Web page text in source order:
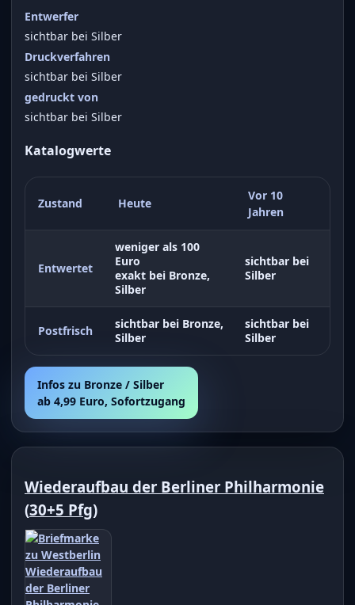
Entwerfer
sichtbar bei Silber
Druckverfahren
sichtbar bei Silber
gedruckt von
sichtbar bei Silber
Katalogwerte
Zustand Heute
Vor 10
Jahren
Entwertet
weniger als 100
Euro
exakt bei Bronze,
Silber
sichtbar bei
Silber
Postfrisch
sichtbar bei Bronze,
Silber
sichtbar bei
Silber
Infos zu Bronze / Silber
ab 4,99 Euro, Sofortzugang
Wiederaufbau der Berliner Philharmonie
(30+5 Pfg)